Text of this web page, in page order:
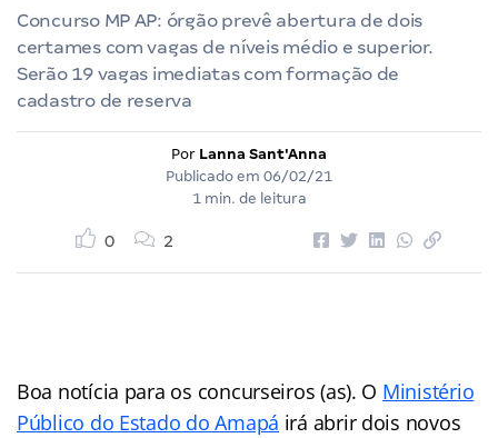
Concurso MP AP: órgão prevê abertura de dois
certames com vagas de níveis médio e superior.
Serão 19 vagas imediatas com formação de
cadastro de reserva
Por Lanna Sant'Anna
Publicado em 06/02/21
1 min. de leitura
0 2
Boa notícia para os concurseiros (as). O Ministério
Público do Estado do Amapá irá abrir dois novos